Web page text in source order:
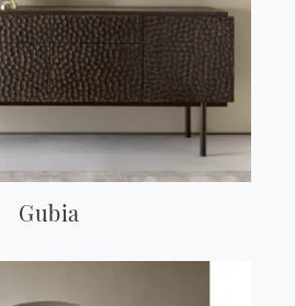
Gubia